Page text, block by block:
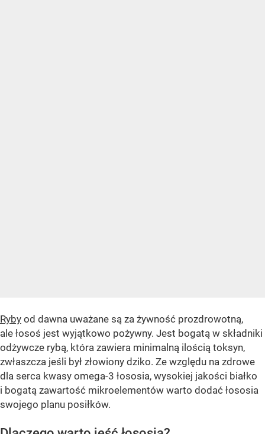
Ryby od dawna uważane są za żywność prozdrowotną,
ale łosoś jest wyjątkowo pożywny. Jest bogatą w składniki
odżywcze rybą, która zawiera minimalną ilością toksyn,
zwłaszcza jeśli był złowiony dziko. Ze względu na zdrowe
dla serca kwasy omega-3 łososia, wysokiej jakości białko
i bogatą zawartość mikroelementów warto dodać łososia
swojego planu posiłków.